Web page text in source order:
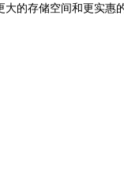
的存储空间和更实惠